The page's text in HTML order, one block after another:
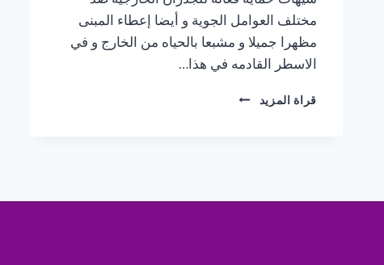
مختلف العوامل الجوية و أيضا إعطاء المبنى
مظهرا جميلا و مشبعا بالحياه من الخارج و في
الاسطر القادمه في هذا…
قراة المزيد مقاول
اصباغ